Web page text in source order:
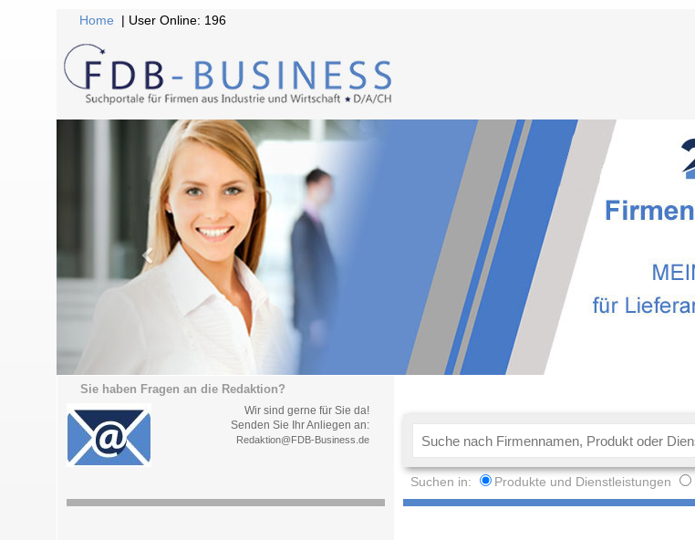
Home | User Online: 196
Sie haben Fragen an die Redaktion?
Wir sind gerne für Sie da!
Senden Sie Ihr Anliegen an:
Redaktion@FDB-Business.de
Suchen in: Produkte und Dienstleistungen